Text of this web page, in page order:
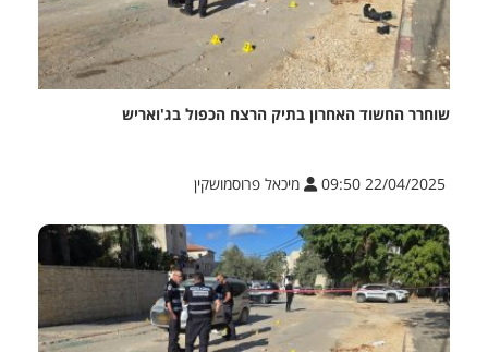
שוחרר החשוד האחרון בתיק הרצח הכפול בג'ואריש
22/04/2025 09:50 מיכאל פרוסמושקין